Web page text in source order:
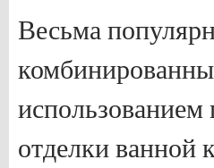
Весьма
отделки ванной